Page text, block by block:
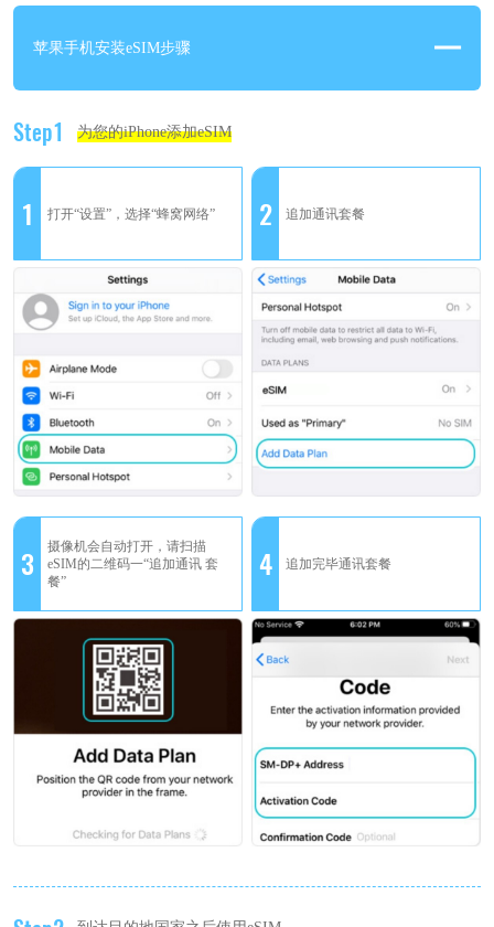
苹果手机安装eSIM步骤
Step1 为您的iPhone添加eSIM
1 打开“设置”，选择“蜂窝网络” 2 追加通讯套餐
3
摄像机会自动打开，请扫描
eSIM的二维码一“追加通讯 套
餐”
4 追加完毕通讯套餐